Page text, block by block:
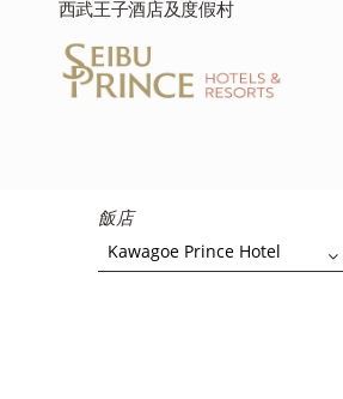
飯店
Kawagoe Prince Hotel
西武王子酒店及度假村